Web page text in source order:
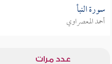
سورة النبأ
أحمد المعصراوي
عدد مرات